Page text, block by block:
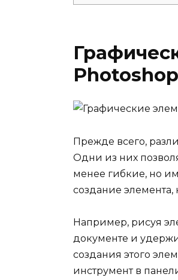
Photoshop
Прежде всего,
Одни из них
менее гибкие, но
создание
Например, рисуя
документе и
создания этого
инструмент в